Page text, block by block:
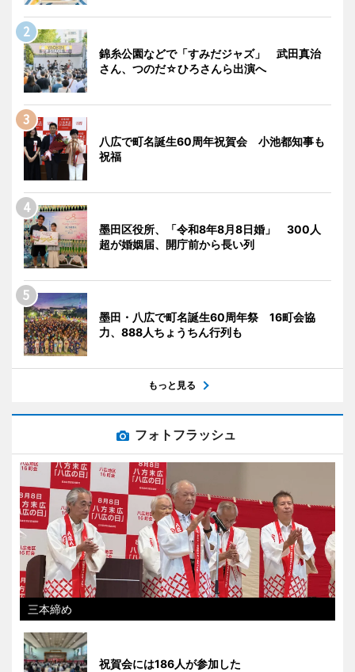
錦糸公園などで「すみだジャズ」 武田真治
さん、つのだ☆ひろさんら出演へ
八広で町名誕生60周年祝賀会 小池都知事も
祝福
墨田区役所、「令和8年8月8日婚」 300人
超が婚姻届、開庁前から長い列
墨田・八広で町名誕生60周年祭 16町会協
力、888人ちょうちん行列も
もっと見る
フォトフラッシュ
三本締め
祝賀会には186人が参加した